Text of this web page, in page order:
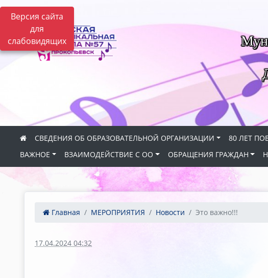
Версия сайта
для
слабовидящих
СВЕДЕНИЯ ОБ ОБРАЗОВАТЕЛЬНОЙ ОРГАНИЗАЦИИ 80 ЛЕТ
ВАЖНОЕ
ВЗАИМОДЕЙСТВИЕ С ОО ОБРАЩЕНИЯ ГРАЖДАН
Главная МЕРОПРИЯТИЯ Новости Это важно!!!
17.04.2024 04:32